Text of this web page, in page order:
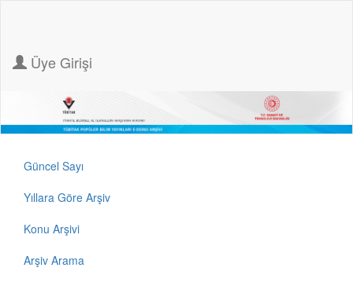
Üye Girişi
Güncel Sayı
Yıllara Göre Arşiv
Konu Arşivi
Arşiv Arama